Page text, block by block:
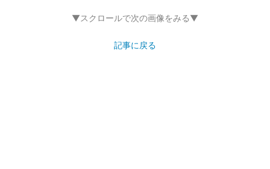
▼スクロールで次の画像をみる▼
記事に戻る